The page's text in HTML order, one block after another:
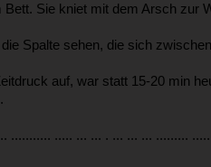
Sie kniet mit dem Arsch zur
Spalte sehen, die sich
auf, war statt 15-20 min
........... ..... ... ... . ... ... ... .........